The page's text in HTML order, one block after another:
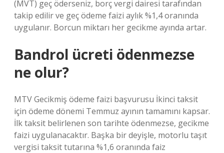
(MVT) geç öderseniz, borç vergi dairesi tarafından
takip edilir ve geç ödeme faizi aylık %1,4 oranında
uygulanır. Borcun miktarı her gecikme ayında artar.
Bandrol ücreti ödenmezse
ne olur?
MTV Gecikmiş ödeme faizi başvurusu İkinci taksit
için ödeme dönemi Temmuz ayının tamamını kapsar.
İlk taksit belirlenen son tarihte ödenmezse, gecikme
faizi uygulanacaktır. Başka bir deyişle, motorlu taşıt
vergisi taksit tutarına %1,6 oranında faiz